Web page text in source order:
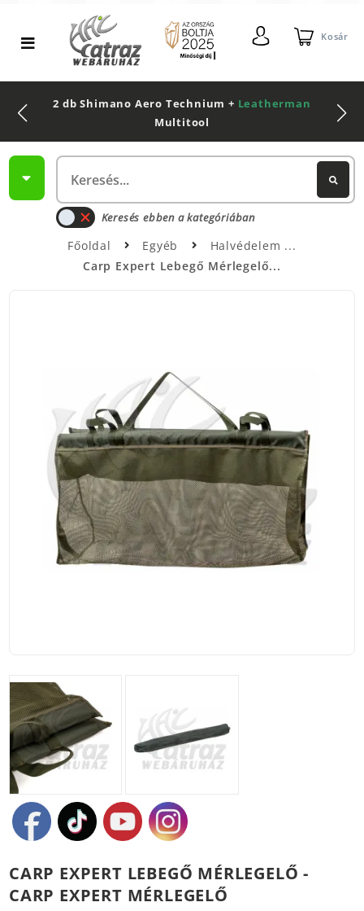
Kosár
2 db Shimano Aero Technium + Leatherman
Multitool
Keresés ebben a kategóriában
Főoldal Egyéb
Halvédelem
Carp Expert Lebegő Mérlegelő...
CARP EXPERT LEBEGŐ MÉRLEGELŐ -
CARP EXPERT MÉRLEGELŐ